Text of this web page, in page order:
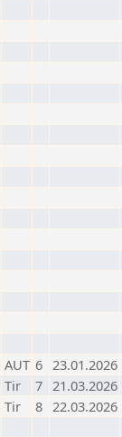
AUT 6 23.01.2026
Tir 7 21.03.2026
Tir 8 22.03.2026